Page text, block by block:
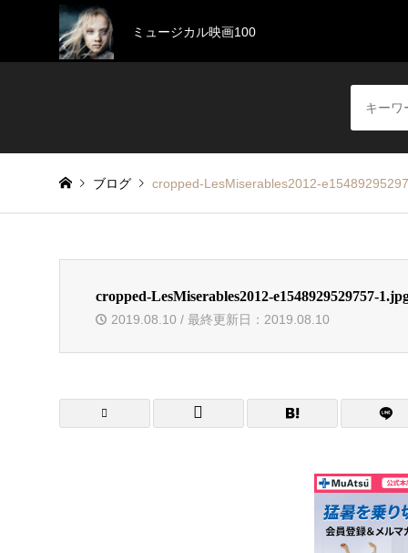
ミュージカル映画100
ブログ cropped-LesMiserables2012-
cropped-LesMiserables2012-e1548929529757-
2019.08.10 / 最終更新日：2019.08.10